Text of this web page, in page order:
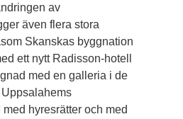
av
även flera stora
Skanskas byggnation
ett nytt Radisson-hotell
med en galleria i de
hyres­rätter och med